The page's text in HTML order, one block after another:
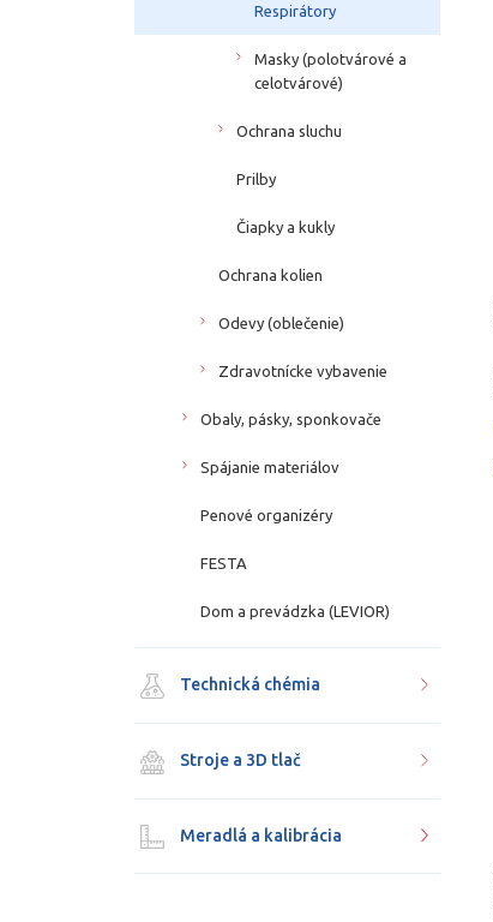
Respirátory
Masky (polotvárové a
celotvárové)
Ochrana sluchu
Prilby
Čiapky a kukly
Ochrana kolien
Odevy (oblečenie)
Zdravotnícke vybavenie
Obaly, pásky, sponkovače
Spájanie materiálov
Penové organizéry
FESTA
Dom a prevádzka (LEVIOR)
Technická chémia
Stroje a 3D tlač
Meradlá a kalibrácia